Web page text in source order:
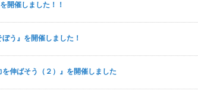
開催しました！！
う』を開催しました！
伸ばそう（２）』を開催しました